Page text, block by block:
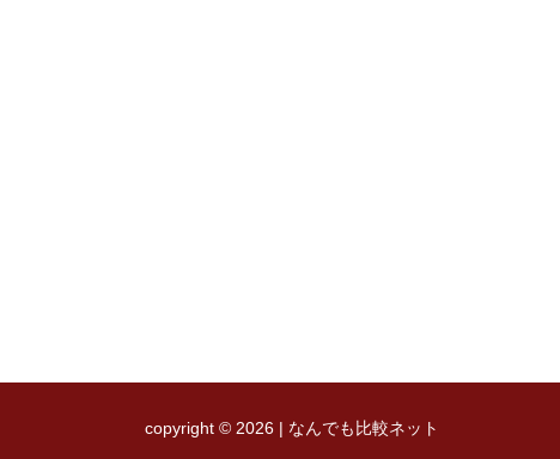
copyright © 2026 | なんでも比較ネット